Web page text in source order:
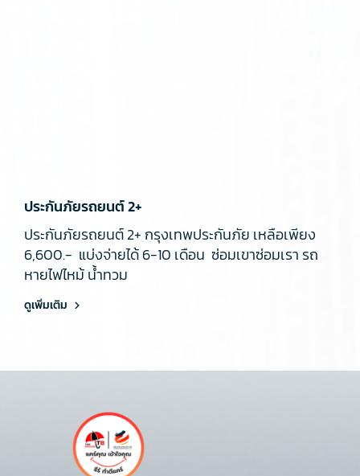
ประกันภัยรถยนต์ 2+
ประกันภัยรถยนต์ 2+ กรุงเทพประกันภัย เหลือเพียง
6,600.- แบ่งจ่ายได้ 6-10 เดือน ซ่อมเขาซ่อมเรา รถ
หายไฟไหม้ น้ำทวม
ดูเพิ่มเติม